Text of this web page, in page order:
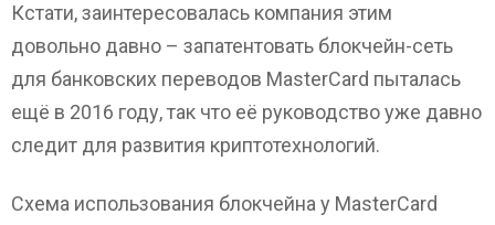
Кстати, заинтересовалась компания этим
довольно давно – запатентовать блокчейн-сеть
для банковских переводов MasterCard пыталась
ещё в 2016 году, так что её руководство уже давно
следит для развития криптотехнологий.
Схема использования блокчейна у MasterCard